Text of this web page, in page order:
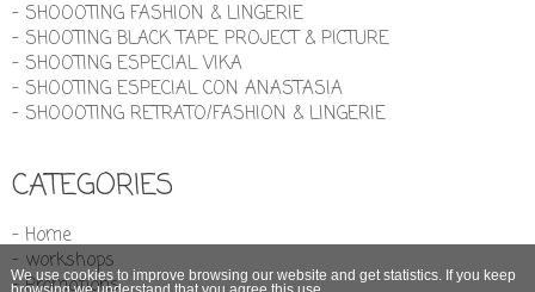
- SHOOOTING FASHION & LINGERIE
- SHOOTING BLACK TAPE PROJECT & PICTURE
- SHOOTING ESPECIAL VIKA
- SHOOTING ESPECIAL CON ANASTASIA
- SHOOOTING RETRATO/FASHION & LINGERIE
CATEGORIES
- Home
- workshops
- Promotions
We use cookies to improve browsing our website and get statistics. If you keep